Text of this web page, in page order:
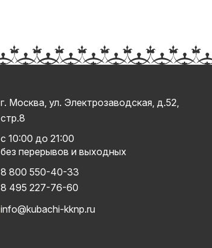
г. Москва, ул. Электрозаводская, д.52,
стр.8
с 10:00 до 21:00
без перерывов и выходных
8 800 550-40-33
8 495 227-76-60
info@kubachi-kknp.ru